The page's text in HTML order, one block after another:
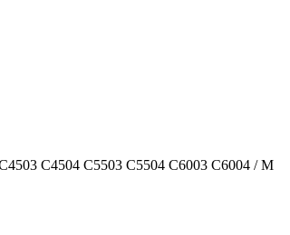
C4504 C5503 C5504 C6003 C6004 / M